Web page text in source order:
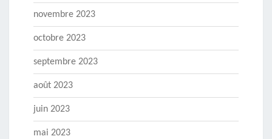
novembre 2023
octobre 2023
septembre 2023
août 2023
juin 2023
mai 2023